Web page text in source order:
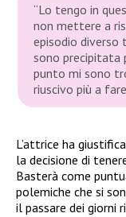
“Lo tengo in
non mettere a
episodio diverso
sono precipitata
punto mi sono
riuscivo più a
L’attrice ha
la decisione di
Basterà come
polemiche che si
il passare dei giorni